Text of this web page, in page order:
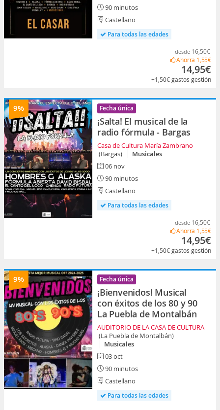
90 minutos
Castellano
Para todas las edades
desde 16,50€
Ahorra 1,55€
14,95€
+1,50€gastos gestión
9% Fecha única
¡Salta! El musical de la
radio fórmula - Bargas
Casa de Cultura María Zambrano
(Bargas)
Musicales
06 nov
90 minutos
Castellano
Para todas las edades
desde 16,50€
Ahorra 1,55€
14,95€
+1,50€gastos gestión
9% Fecha única
¡Bienvenidos! Musical
con éxitos de los 80 y 90
La Puebla de Montalbán
AUDITORIO DE LA CASA DE CULTURA
(La Puebla de Montalbán)
Musicales
03 oct
90 minutos
Castellano
Para todas las edades